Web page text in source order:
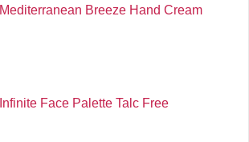
Mediterranean Breeze Hand Cream
Infinite Face Palette Talc Free